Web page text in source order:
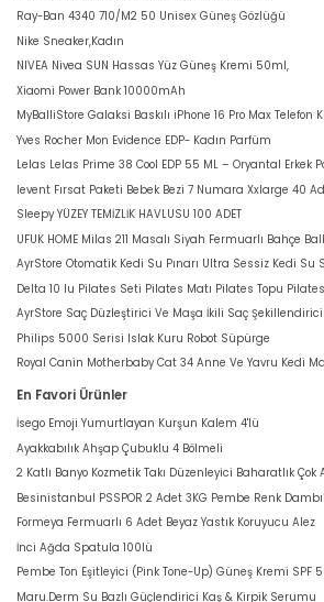
Ray-Ban 4340 710/M2 50 Unisex Güneş Gözlüğü
Nike Sneaker,Kadın
NIVEA Nivea SUN Hassas Yüz Güneş Kremi 50ml,
Xiaomi Power Bank 10000mAh
MyBalliStore Galaksi Baskılı iPhone 16 Pro Max Telefon
Yves Rocher Mon Evidence EDP- Kadın Parfüm
Lelas Lelas Prime 38 Cool EDP 55 ML – Oryantal Erkek
levent Fırsat Paketi Bebek Bezi 7 Numara Xxlarge 40
Sleepy YÜZEY TEMİZLİK HAVLUSU 100 ADET
UFUK HOME Milas 211 Masalı Siyah Fermuarlı Bahçe
AyrStore Otomatik Kedi Su Pınarı Ultra Sessiz Kedi Su
Delta 10 lu Pilates Seti Pilates Matı Pilates Topu
AyrStore Saç Düzleştirici Ve Maşa İkili Saç Şekillendirici
Philips 5000 Serisi Islak Kuru Robot Süpürge
Royal Canin Motherbaby Cat 34 Anne Ve Yavru Kedi
En Favori Ürünler
İsego Emoji Yumurtlayan Kurşun Kalem 4'lü
Ayakkabılık Ahşap Çubuklu 4 Bölmeli
2 Katlı Banyo Kozmetik Takı Düzenleyici Baharatlık Çok
Besinistanbul PSSPOR 2 Adet 3KG Pembe Renk
Formeya Fermuarlı 6 Adet Beyaz Yastık Koruyucu Alez
İnci Ağda Spatula 100lü
Pembe Ton Eşitleyici (Pink Tone-Up) Güneş Kremi SPF
Maru.Derm Su Bazlı Güçlendirici Kaş & Kirpik Serumu